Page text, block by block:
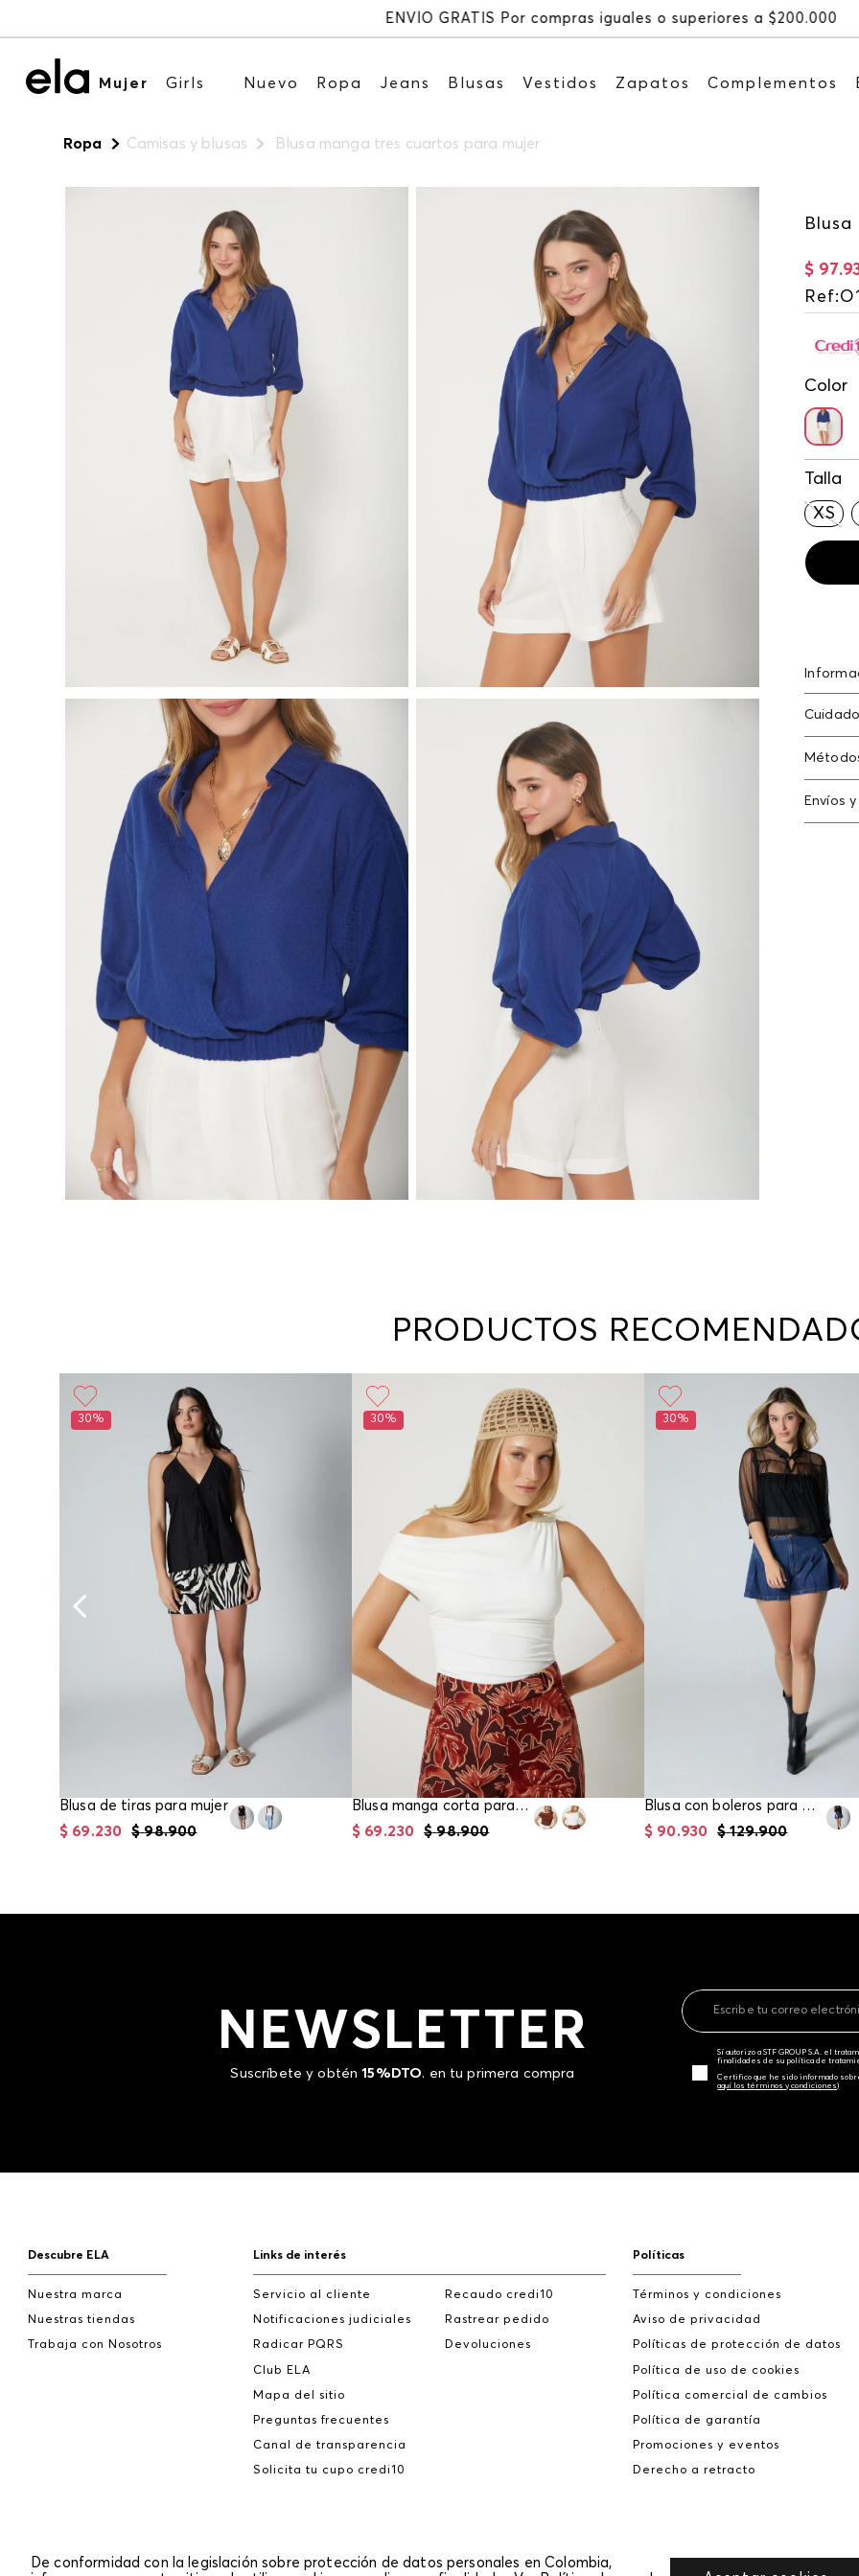
Mujer Girls Nuevo Ropa Jeans Blusas Vestidos Zapatos Complementos
Ropa Camisas y blusas Blusa manga tres cuartos para mujer
$ 97.
Ref:
Color
Talla
XS
Lavar a
no
Otros:
Envíos
En
PRODUCTOS
30%
Blusa de tiras para mujer
$ 98.900
$ 69.230
30%
Blusa manga corta para mujer
$ 98.900
$ 69.230
30%
Blusa con boleros para mujer
$ 129.900
$ 90.930
NEWSLETTER
Suscríbete y obtén15%DTO. en tu primera compra
Sí autorizo a STF GROUP S.A. el
finalidades de su política de
Certifico que he sido informado
aquí los términos y condiciones)
Descubre ELA
Nuestra marca
Nuestras tiendas
Trabaja con Nosotros
Links de interés
Servicio al cliente
Notificaciones judiciales
Radicar PQRS
Club ELA
Mapa del sitio
Preguntas frecuentes
Canal de transparencia
Solicita tu cupo credi10
Recaudo credi10
Rastrear pedido
Devoluciones
Políticas
Términos y condiciones
Aviso de privacidad
Políticas de protección de datos
Política de uso de cookies
Política comercial de cambios
Política de garantía
Promociones y eventos
Derecho a retracto
De conformidad con la legislación sobre protección de datos personales en Colombia,